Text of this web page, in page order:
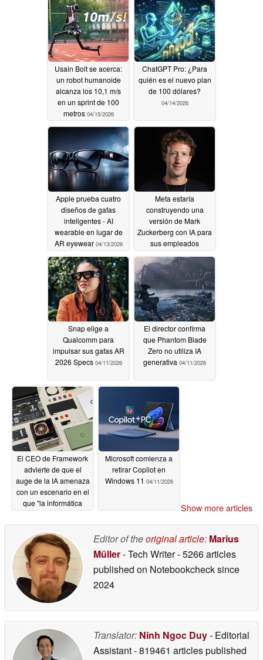
llegan a los escritorios
de Windows04/16/2026
Usain Bolt se acerca:
un robot humanoide
alcanza los 10,1 m/s
en un sprint de 100
metros 04/15/2026
ChatGPT Pro: ¿Para
quién es el nuevo plan
de 100 dólares?
04/14/2026
Apple prueba cuatro
diseños de gafas
inteligentes - AI
wearable en lugar de
AR eyewear 04/13/2026
Meta estaría
construyendo una
versión de Mark
Zuckerberg con IA para
sus empleados
04/13/2026
Snap elige a
Qualcomm para
impulsar sus gafas AR
2026 Specs 04/11/2026
El director confirma
que Phantom Blade
Zero no utiliza IA
generativa 04/11/2026
El CEO de Framework
advierte de que el
auge de la IA amenaza
con un escenario en el
que "la informática
muerta"04/11/2026
Microsoft comienza a
retirar Copilot en
Windows 11 04/11/2026
Show more articles
Editor of theoriginal article: Marius
Müller- Tech Writer- 5266 articles
published on Notebookchecksince
2024
Translator: Ninh Ngoc Duy- Editorial
Assistant- 819461 articles published